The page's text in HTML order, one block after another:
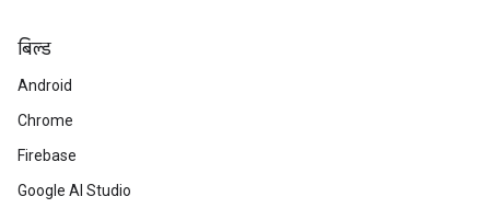
बिल्ड
Android
Chrome
Firebase
Google AI Studio